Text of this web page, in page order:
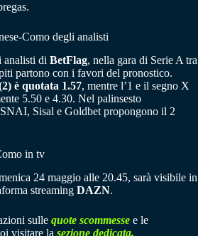
Como degli analisti
analisti di BetFlag, nella gara di Serie A tra
partono con i favori del pronostico.
è quotata 1.57, mentre l’1 e il segno X
5.50 e 4.30. Nel palinsesto
Sisal e Goldbet propongono il 2
in tv
24 maggio alle 20.45, sarà visibile in
streaming DAZN.
sulle quote scommesse e le
visitare la sezione dedicata.